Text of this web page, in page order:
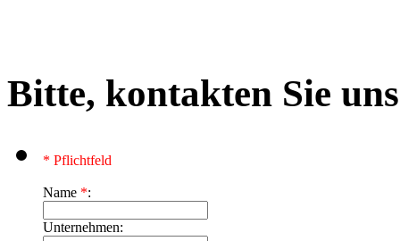
Bitte, kontakten Sie
* Pflichtfeld
Name *:
Unternehmen: